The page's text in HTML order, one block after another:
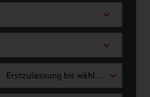
Erstzulassung bis wählen